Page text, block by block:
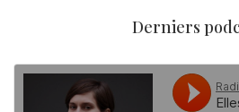
Derniers